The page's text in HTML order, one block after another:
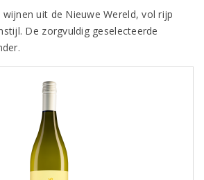
uit de Nieuwe Wereld, vol rijp
De zorgvuldig geselecteerde